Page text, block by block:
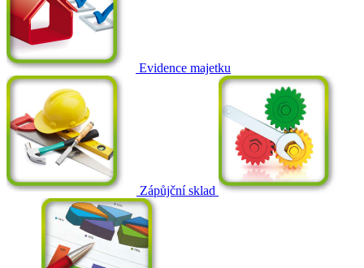
Evidence majetku
Zápůjční sklad